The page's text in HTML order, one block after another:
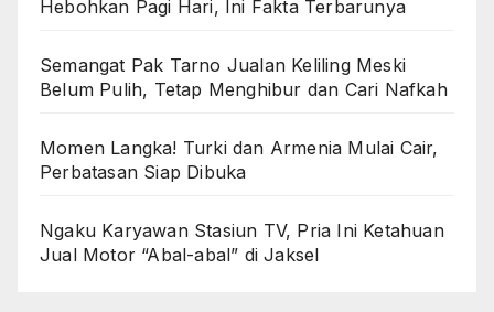
Hebohkan Pagi Hari, Ini Fakta Terbarunya
Semangat Pak Tarno Jualan Keliling Meski
Belum Pulih, Tetap Menghibur dan Cari Nafkah
Momen Langka! Turki dan Armenia Mulai Cair,
Perbatasan Siap Dibuka
Ngaku Karyawan Stasiun TV, Pria Ini Ketahuan
Jual Motor “Abal-abal” di Jaksel